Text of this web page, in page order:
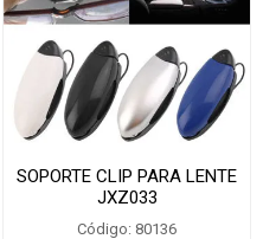
SOPORTE CLIP PARA LENTE
JXZ033
Código: 80136